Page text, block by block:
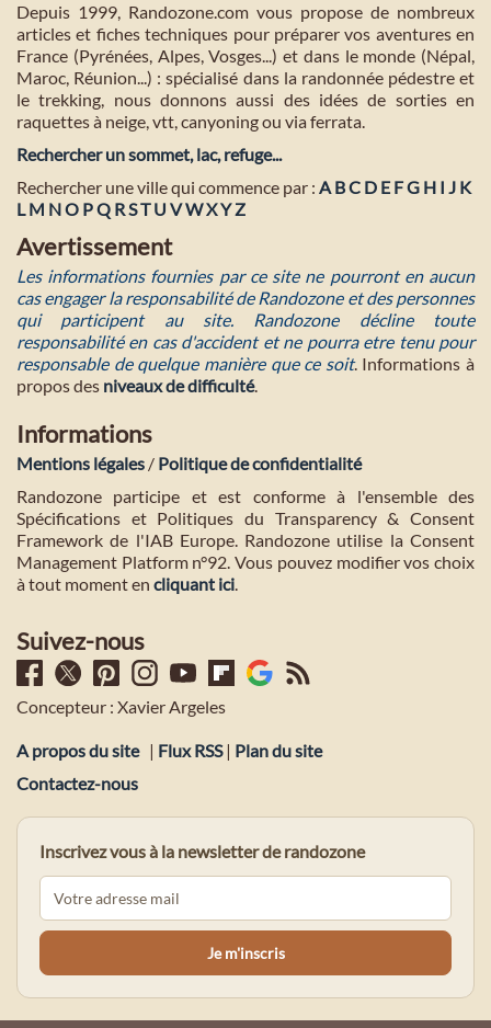
Depuis 1999, Randozone.com vous propose de nombreux
articles et fiches techniques pour préparer vos aventures en
France (Pyrénées, Alpes, Vosges...) et dans le monde (Népal,
Maroc, Réunion...) : spécialisé dans la randonnée pédestre et
le trekking, nous donnons aussi des idées de sorties en
raquettes à neige, vtt, canyoning ou via ferrata.
Rechercher un sommet, lac, refuge...
Rechercher une ville qui commence par : A BC D E FG H I J K
L M NO PQ RST U VWXYZ
Avertissement
Les informations fournies par ce site ne pourront en aucun
cas engager la responsabilité de Randozone et des personnes
qui participent au site. Randozone décline toute
responsabilité en cas d'accident et ne pourra etre tenu pour
responsable de quelque manière que ce soit. Informations à
propos des niveaux de difficulté.
Informations
Mentions légales / Politique de confidentialité
Randozone participe et est conforme à l'ensemble des
Spécifications et Politiques du Transparency & Consent
Framework de l'IAB Europe. Randozone utilise la Consent
Management Platform n°92. Vous pouvez modifier vos choix
à tout moment en cliquant ici.
Suivez-nous
Concepteur : Xavier Argeles
A propos du site | Flux RSS| Plan du site
Contactez-nous
Inscrivez vous à la newsletter de randozone